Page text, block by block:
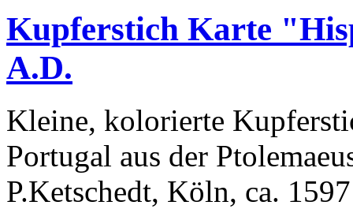
Kupferstich Karte
A.D.
Kleine, kolorierte
Portugal aus der
P.Ketschedt, Köln, ca.